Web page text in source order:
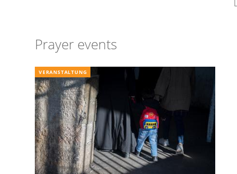
Prayer events
VERANSTALTUNG